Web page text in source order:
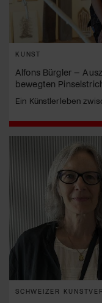
KUNST
Alfons Bürgler –
bewegten
Ein Künstlerleben
SCHWEIZER